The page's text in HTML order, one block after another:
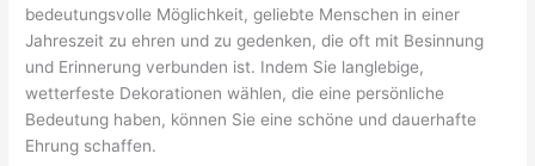
bedeutungsvolle Möglichkeit, geliebte Menschen in einer
Jahreszeit zu ehren und zu gedenken, die oft mit Besinnung
und Erinnerung verbunden ist. Indem Sie langlebige,
wetterfeste Dekorationen wählen, die eine persönliche
Bedeutung haben, können Sie eine schöne und dauerhafte
Ehrung schaffen.